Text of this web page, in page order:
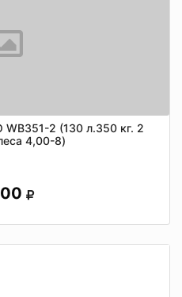
WB351-2 (130 л.350 кг. 2
4,00-8)